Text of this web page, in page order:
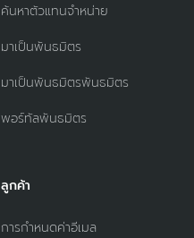
ค้นหาตัวแทนจำหน่าย
มาเป็นพันธมิตร
มาเป็นพันธมิตรพันธมิตร
พอร์ทัลพันธมิตร
ลูกค้า
การกำหนดค่าอีเมล